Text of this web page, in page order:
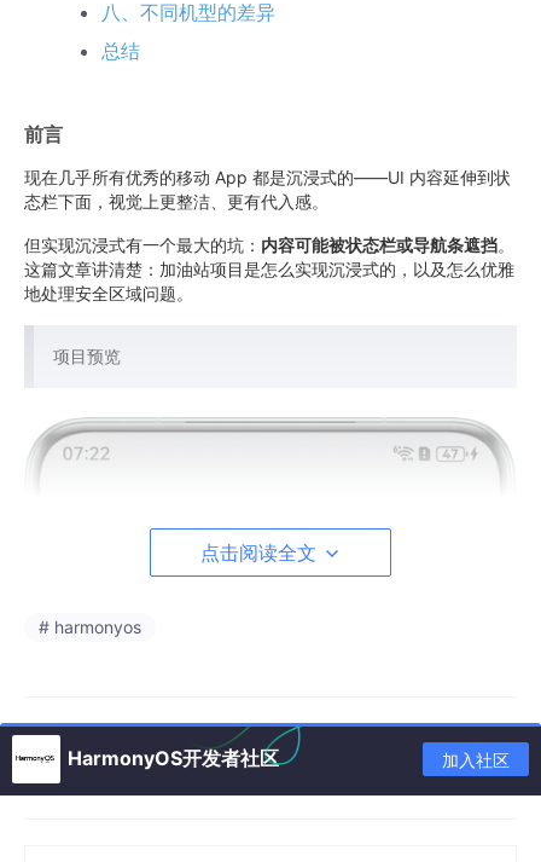
八、不同机型的差异
总结
前言
现在几乎所有优秀的移动 App 都是沉浸式的——UI 内容延伸到状
态栏下面，视觉上更整洁、更有代入感。
但实现沉浸式有一个最大的坑： 内容可能被状态栏或导航条遮挡。
这篇文章讲清楚：加油站项目是怎么实现沉浸式的，以及怎么优雅
地处理安全区域问题。
项目预览
点击阅读全文
# harmonyos
HarmonyOS开发者社区 加入社区